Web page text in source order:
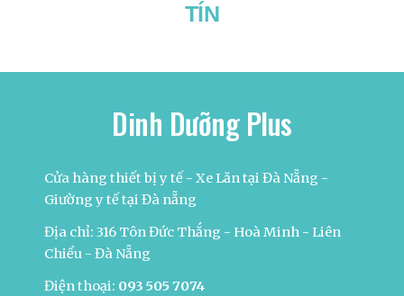
TÍN
Dinh Dưỡng Plus
Cửa hàng thiết bị y tế - Xe Lăn tại Đà Nẵng -
Giường y tế tại Đà nẵng
Địa chỉ: 316 Tôn Đức Thắng - Hoà Minh - Liên
Chiểu - Đà Nẵng
Điện thoại: 093 505 7074